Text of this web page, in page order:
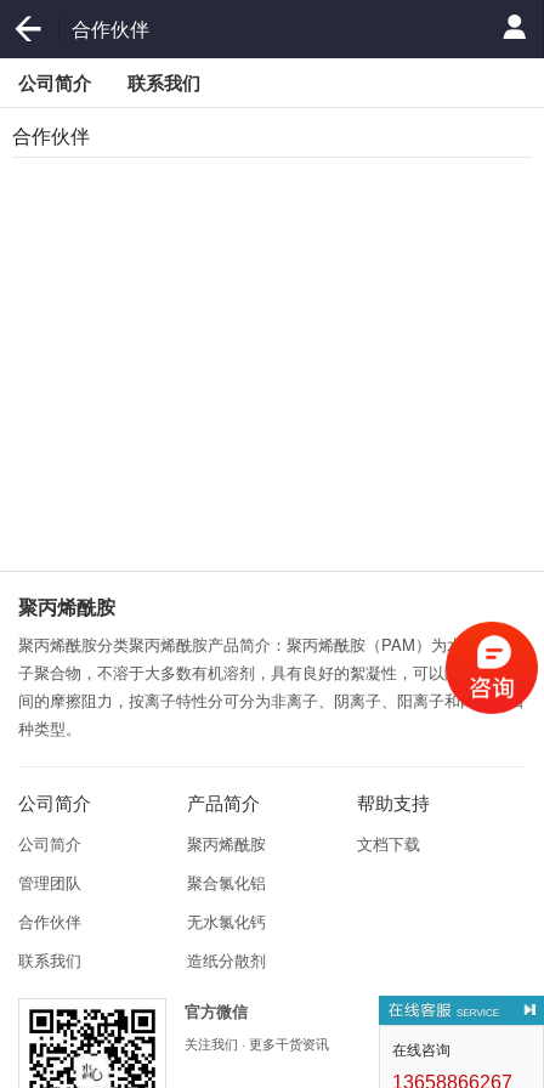
合作伙伴
公司简介 联系我们
合作伙伴
聚丙烯酰胺
聚丙烯酰胺分类聚丙烯酰胺产品简介：聚丙烯酰胺（PAM）为水溶性高分
子聚合物，不溶于大多数有机溶剂，具有良好的絮凝性，可以降低液体之
间的摩擦阻力，按离子特性分可分为非离子、阴离子、阳离子和两性型四
种类型。
公司简介
公司简介
管理团队
合作伙伴
联系我们
产品简介
聚丙烯酰胺
聚合氯化铝
无水氯化钙
造纸分散剂
帮助支持
文档下载
官方微信
关注我们 · 更多干货资讯 在线咨询
13658866267